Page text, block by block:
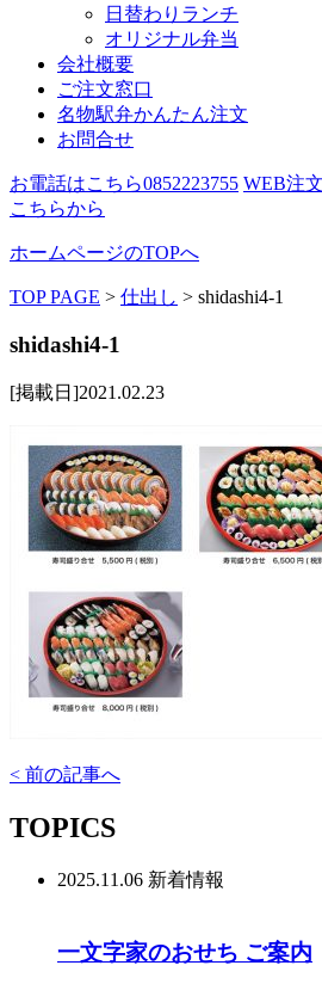
日替わりランチ
オリジナル弁当
会社概要
ご注文窓口
名物駅弁かんたん注文
お問合せ
お電話はこちら0852223755 WEB注
こちらから
ホームページのTOPへ
TOP PAGE > 仕出し > shidashi4-1
shidashi4-1
[掲載日]2021.02.23
< 前の記事へ
TOPICS
2025.11.06 新着情報
一文字家のおせち ご案内